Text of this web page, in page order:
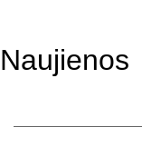
Naujienos